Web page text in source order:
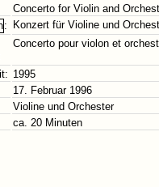
Concerto for Violin and
:
Konzert für Violine und
Concerto pour violon et
1995
17. Februar 1996
Violine und Orchester
ca. 20 Minuten